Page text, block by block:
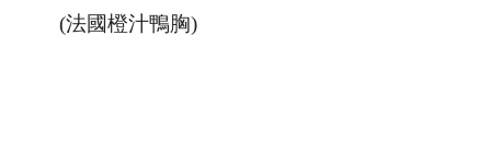
(法國橙汁鴨胸)